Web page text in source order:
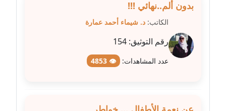
عاملة
مدونة شريف ابراهيم
بدون ألم..نهائي !!!
الكاتب: د. شيماء أحمد عمارة
رقم التوثيق: 154
عدد المشاهدات: 👁 4853